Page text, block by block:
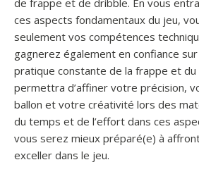
de frappe et de dribble. En vous
ces aspects fondamentaux du jeu,
seulement vos compétences
gagnerez également en confiance
pratique constante de la frappe et du
permettra d’affiner votre précision,
ballon et votre créativité lors des
du temps et de l’effort dans ces
vous serez mieux préparé(e) à
exceller dans le jeu.